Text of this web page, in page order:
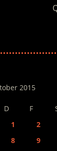
2015
D F
1
2
8 9